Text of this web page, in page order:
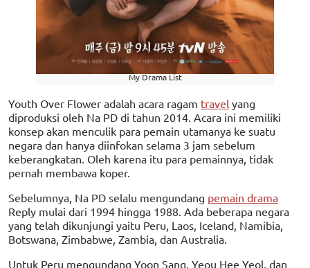
My Drama List
Youth Over Flower adalah acara ragam travel yang
diproduksi oleh Na PD di tahun 2014. Acara ini memiliki
konsep akan menculik para pemain utamanya ke suatu
negara dan hanya diinfokan selama 3 jam sebelum
keberangkatan. Oleh karena itu para pemainnya, tidak
pernah membawa koper.
Sebelumnya, Na PD selalu mengundang pemain drama
Reply mulai dari 1994 hingga 1988. Ada beberapa negara
yang telah dikunjungi yaitu Peru, Laos, Iceland, Namibia,
Botswana, Zimbabwe, Zambia, dan Australia.
Untuk Peru mengundang Yoon Sang, Yeou Hee Yeol, dan